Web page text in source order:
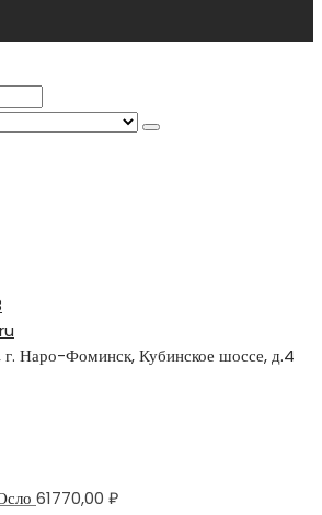
г. Наро-Фоминск, Кубинское шоссе, д.4
61770,00 ₽